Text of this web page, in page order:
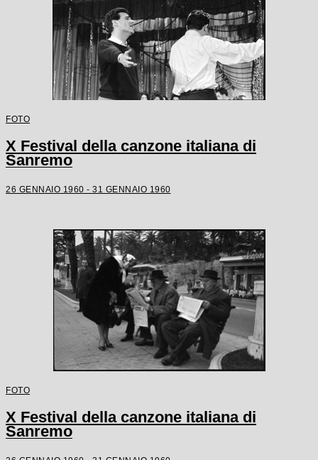
FOTO
X Festival della canzone italiana di
Sanremo
26 GENNAIO 1960 - 31 GENNAIO 1960
FOTO
X Festival della canzone italiana di
Sanremo